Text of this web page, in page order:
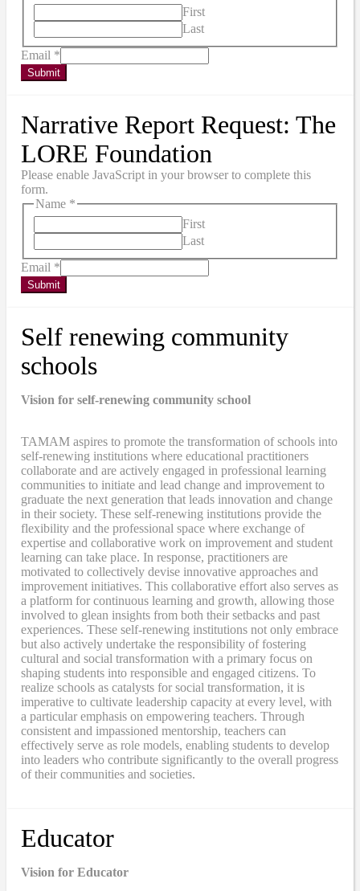
First
Last
Email *
Submit
Narrative Report Request: The
LORE Foundation
Please enable JavaScript in your browser to complete this
form.
Name *
First
Last
Email *
Submit
Self renewing community
schools
Vision for self-renewing community school
TAMAM aspires to promote the transformation of schools into
self-renewing institutions where educational practitioners
collaborate and are actively engaged in professional learning
communities to initiate and lead change and improvement to
graduate the next generation that leads innovation and change
in their society. These self-renewing institutions provide the
flexibility and the professional space where exchange of
expertise and collaborative work on improvement and student
learning can take place. In response, practitioners are
motivated to collectively devise innovative approaches and
improvement initiatives. This collaborative effort also serves as
a platform for continuous learning and growth, allowing those
involved to glean insights from both their setbacks and past
experiences. These self-renewing institutions not only embrace
but also actively undertake the responsibility of fostering
cultural and social transformation with a primary focus on
shaping students into responsible and engaged citizens. To
realize schools as catalysts for social transformation, it is
imperative to cultivate leadership capacity at every level, with
a particular emphasis on empowering teachers. Through
consistent and impassioned mentorship, teachers can
effectively serve as role models, enabling students to develop
into leaders who contribute significantly to the overall progress
of their communities and societies.
Educator
Vision for Educator